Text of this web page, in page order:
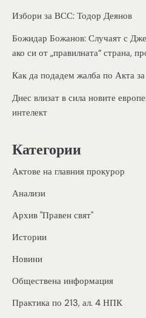
Избори за ВСС: Тодор Деянов
Божидар Божанов: Случаят с
ако си от „правилната“ страна,
Как да подадем жалба по Акта за
Днес влизат в сила новите
интелект
Категории
Актове на главния прокурор
Анализи
Архив "Правен свят"
Истории
Новини
Обществена информация
Практика по 213, ал. 4 НПК